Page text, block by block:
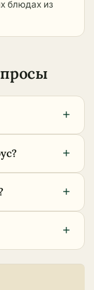
блюдах из
+
+
+
+